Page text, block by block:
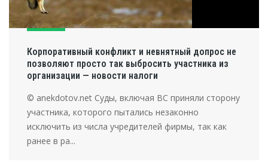
Корпоративный конфликт и невнятный допрос не
позволяют просто так выбросить участника из
организации — новости налоги
© anekdotov.net Суды, включая ВС приняли сторону
участника, которого пытались незаконно
исключить из числа учредителей фирмы, так как
ранее в ра...